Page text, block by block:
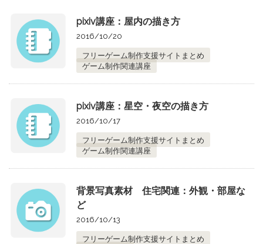
pixiv講座：屋内の描き方
2016/10/20
フリーゲーム制作支援サイトまとめ
ゲーム制作関連講座
pixiv講座：星空・夜空の描き方
2016/10/17
フリーゲーム制作支援サイトまとめ
ゲーム制作関連講座
背景写真素材 住宅関連：外観・部屋な
ど
2016/10/13
フリーゲーム制作支援サイトまとめ